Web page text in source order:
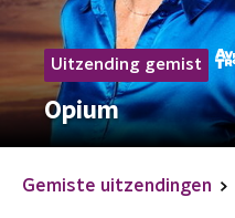
Uitzending gemist
Opium
Gemiste uitzendingen